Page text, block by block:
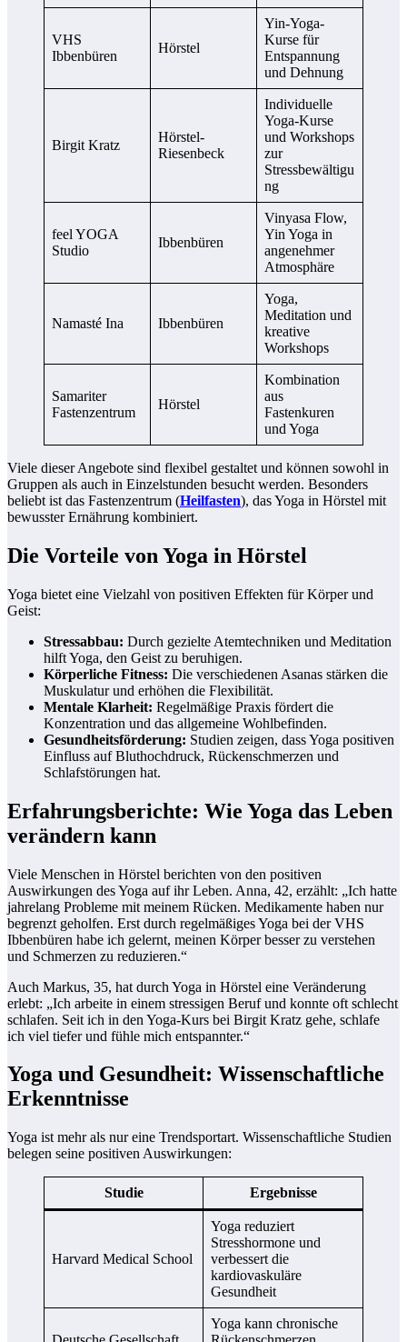
VHS
Ibbenbüren
Hörstel
Yin-Yoga-
Kurse für
Entspannung
und Dehnung
Birgit Kratz
Hörstel-
Riesenbeck
Individuelle
Yoga-Kurse
und Workshops
zur
Stressbewältigu
ng
feel YOGA
Studio
Ibbenbüren
Vinyasa Flow,
Yin Yoga in
angenehmer
Atmosphäre
Namasté Ina Ibbenbüren
Yoga,
Meditation und
kreative
Workshops
Samariter
Fastenzentrum
Hörstel
Kombination
aus
Fastenkuren
und Yoga
Viele dieser Angebote sind flexibel gestaltet und können sowohl in
Gruppen als auch in Einzelstunden besucht werden. Besonders
beliebt ist das Fastenzentrum (Heilfasten), das Yoga in Hörstel mit
bewusster Ernährung kombiniert.
Die Vorteile von Yoga in Hörstel
Yoga bietet eine Vielzahl von positiven Effekten für Körper und
Geist:
Stressabbau: Durch gezielte Atemtechniken und Meditation
hilft Yoga, den Geist zu beruhigen.
Körperliche Fitness: Die verschiedenen Asanas stärken die
Muskulatur und erhöhen die Flexibilität.
Mentale Klarheit: Regelmäßige Praxis fördert die
Konzentration und das allgemeine Wohlbefinden.
Gesundheitsförderung: Studien zeigen, dass Yoga positiven
Einfluss auf Bluthochdruck, Rückenschmerzen und
Schlafstörungen hat.
Erfahrungsberichte: Wie Yoga das Leben
verändern kann
Viele Menschen in Hörstel berichten von den positiven
Auswirkungen des Yoga auf ihr Leben. Anna, 42, erzählt: „Ich hatte
jahrelang Probleme mit meinem Rücken. Medikamente haben nur
begrenzt geholfen. Erst durch regelmäßiges Yoga bei der VHS
Ibbenbüren habe ich gelernt, meinen Körper besser zu verstehen
und Schmerzen zu reduzieren.“
Auch Markus, 35, hat durch Yoga in Hörstel eine Veränderung
erlebt: „Ich arbeite in einem stressigen Beruf und konnte oft schlecht
schlafen. Seit ich in den Yoga-Kurs bei Birgit Kratz gehe, schlafe
ich viel tiefer und fühle mich entspannter.“
Yoga und Gesundheit: Wissenschaftliche
Erkenntnisse
Yoga ist mehr als nur eine Trendsportart. Wissenschaftliche Studien
belegen seine positiven Auswirkungen:
Studie Ergebnisse
Harvard Medical School
Yoga reduziert
Stresshormone und
verbessert die
kardiovaskuläre
Gesundheit
Yoga kann chronische